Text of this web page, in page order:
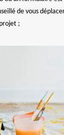
de vous
;